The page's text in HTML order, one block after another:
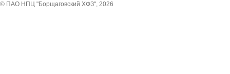
© ПАО НПЦ "Борщаговский ХФЗ", 2026